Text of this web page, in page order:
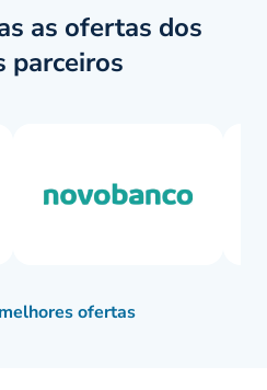
as ofertas dos
parceiros
ofertas